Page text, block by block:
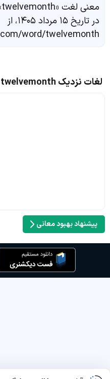
معنی لغت «twelvemonth» در
در تاریخ ۱۵ مرداد ۱۴۰۵، از
word/twelvemonth
لغات نزدیک twelvemonth
پیشنهاد بهبود معانی